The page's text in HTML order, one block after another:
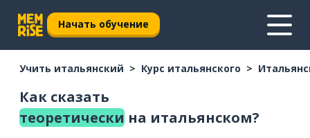
Начать обучение
Учить итальянский Курс итальянского
Как сказать
теоретически на итальянском?